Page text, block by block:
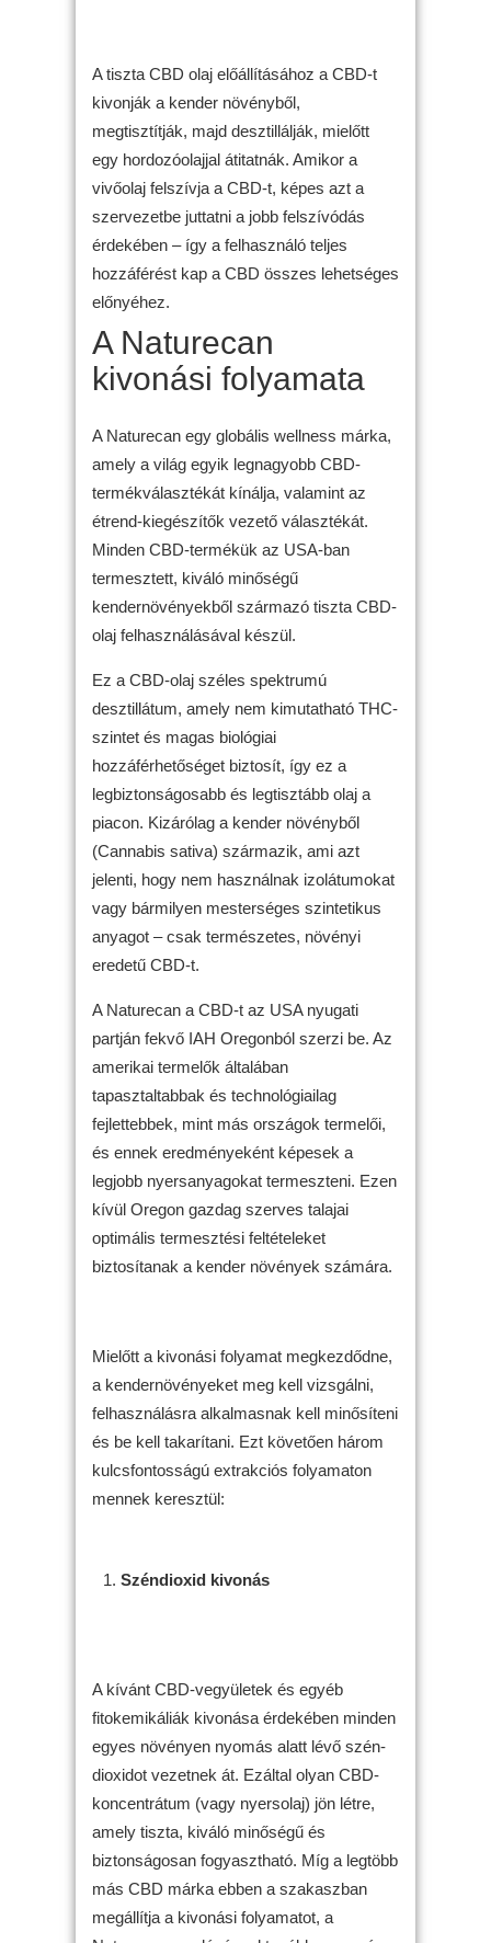
A tiszta CBD olaj előállításához a CBD-t
kivonják a kender növényből,
megtisztítják, majd desztillálják, mielőtt
egy hordozóolajjal átitatnák. Amikor a
vivőolaj felszívja a CBD-t, képes azt a
szervezetbe juttatni a jobb felszívódás
érdekében – így a felhasználó teljes
hozzáférést kap a CBD összes lehetséges
előnyéhez.
A Naturecan
kivonási folyamata
A Naturecan egy globális wellness márka,
amely a világ egyik legnagyobb CBD-
termékválasztékát kínálja, valamint az
étrend-kiegészítők vezető választékát.
Minden CBD-termékük az USA-ban
termesztett, kiváló minőségű
kendernövényekből származó tiszta CBD-
olaj felhasználásával készül.
Ez a CBD-olaj széles spektrumú
desztillátum, amely nem kimutatható THC-
szintet és magas biológiai
hozzáférhetőséget biztosít, így ez a
legbiztonságosabb és legtisztább olaj a
piacon. Kizárólag a kender növényből
(Cannabis sativa) származik, ami azt
jelenti, hogy nem használnak izolátumokat
vagy bármilyen mesterséges szintetikus
anyagot – csak természetes, növényi
eredetű CBD-t.
A Naturecan a CBD-t az USA nyugati
partján fekvő IAH Oregonból szerzi be. Az
amerikai termelők általában
tapasztaltabbak és technológiailag
fejlettebbek, mint más országok termelői,
és ennek eredményeként képesek a
legjobb nyersanyagokat termeszteni. Ezen
kívül Oregon gazdag szerves talajai
optimális termesztési feltételeket
biztosítanak a kender növények számára.
Mielőtt a kivonási folyamat megkezdődne,
a kendernövényeket meg kell vizsgálni,
felhasználásra alkalmasnak kell minősíteni
és be kell takarítani. Ezt követően három
kulcsfontosságú extrakciós folyamaton
mennek keresztül:
Széndioxid kivonás
A kívánt CBD-vegyületek és egyéb
fitokemikáliák kivonása érdekében minden
egyes növényen nyomás alatt lévő szén-
dioxidot vezetnek át. Ezáltal olyan CBD-
koncentrátum (vagy nyersolaj) jön létre,
amely tiszta, kiváló minőségű és
biztonságosan fogyasztható. Míg a legtöbb
más CBD márka ebben a szakaszban
megállítja a kivonási folyamatot, a